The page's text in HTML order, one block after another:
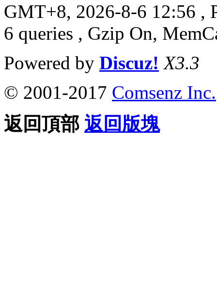
GMT+8, 2026-8-6 12:56 ,
6 queries , Gzip On,
Powered by Discuz! X3.3
© 2001-2017 Comsenz Inc.
返回頂部 返回版塊